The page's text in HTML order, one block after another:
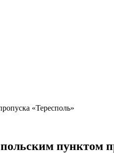
«Тересполь»
пунктом